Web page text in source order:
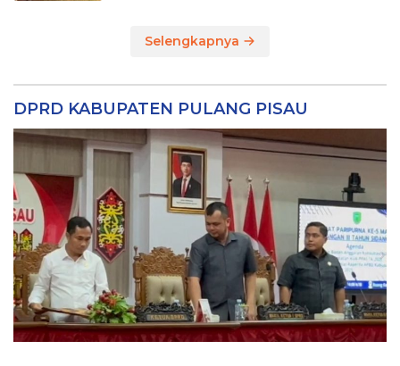
Selengkapnya
DPRD KABUPATEN PULANG PISAU